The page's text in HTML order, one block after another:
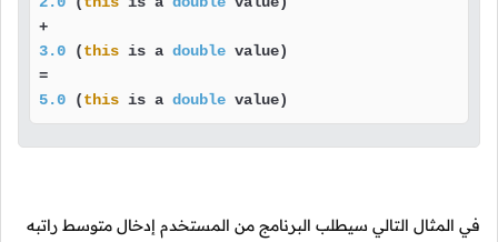
3.0 (this is a double value)
5.0 (this is a double value)
في المثال التالي سيطلب البرنامج من المستخدم إدخال متوسط راتبه